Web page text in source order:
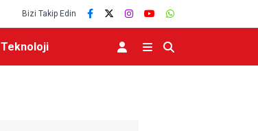
Bizi Takip Edin
Teknoloji